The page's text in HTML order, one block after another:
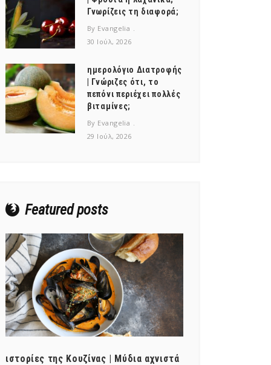
Γνωρίζεις τη διαφορά;
By Evangelia
30 Ιούλ, 2026
ημερολόγιο Διατροφής
| Γνώριζες ότι, το
πεπόνι περιέχει πολλές
βιταμίνες;
By Evangelia
29 Ιούλ, 2026
Featured posts
ιστορίες της Κουζίνας | Μύδια αχνιστά